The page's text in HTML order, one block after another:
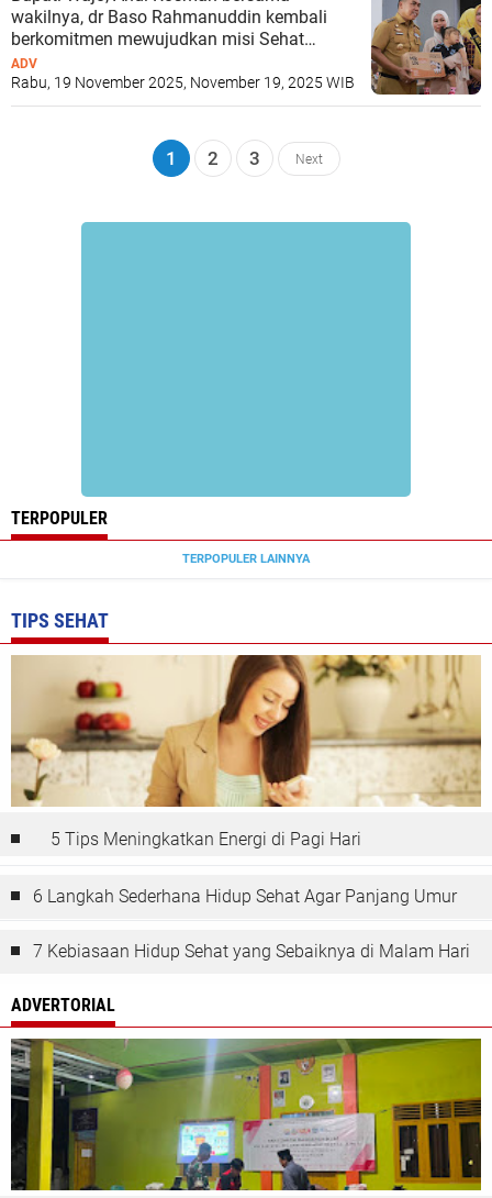
wakilnya, dr Baso Rahmanuddin kembali
berkomitmen mewujudkan misi Sehat
Maradeka
ADV
Rabu, 19 November 2025, November 19, 2025 WIB
1 2 3 Next
TERPOPULER
TERPOPULER LAINNYA
TIPS SEHAT
5 Tips Meningkatkan Energi di Pagi Hari
6 Langkah Sederhana Hidup Sehat Agar Panjang Umur
7 Kebiasaan Hidup Sehat yang Sebaiknya di Malam Hari
ADVERTORIAL